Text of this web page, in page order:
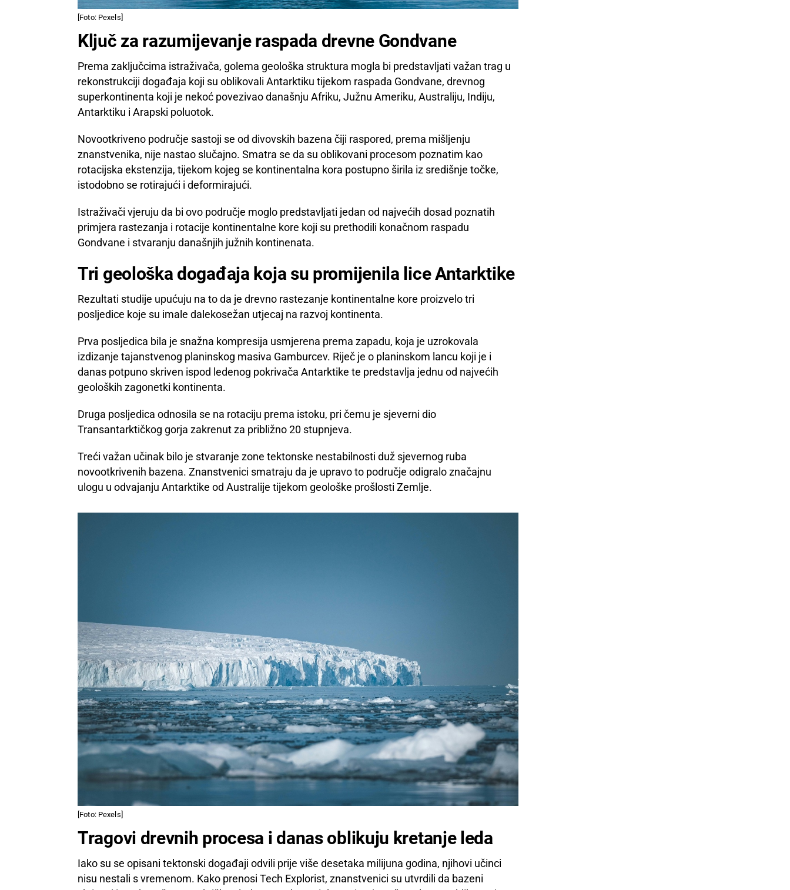
[Foto: Pexels]
Ključ za razumijevanje raspada drevne Gondvane
Prema zaključcima istraživača, golema geološka struktura mogla bi predstavljati važan trag u
rekonstrukciji događaja koji su oblikovali Antarktiku tijekom raspada Gondvane, drevnog
superkontinenta koji je nekoć povezivao današnju Afriku, Južnu Ameriku, Australiju, Indiju,
Antarktiku i Arapski poluotok.
Novootkriveno područje sastoji se od divovskih bazena čiji raspored, prema mišljenju
znanstvenika, nije nastao slučajno. Smatra se da su oblikovani procesom poznatim kao
rotacijska ekstenzija, tijekom kojeg se kontinentalna kora postupno širila iz središnje točke,
istodobno se rotirajući i deformirajući.
Istraživači vjeruju da bi ovo područje moglo predstavljati jedan od najvećih dosad poznatih
primjera rastezanja i rotacije kontinentalne kore koji su prethodili konačnom raspadu
Gondvane i stvaranju današnjih južnih kontinenata.
Tri geološka događaja koja su promijenila lice Antarktike
Rezultati studije upućuju na to da je drevno rastezanje kontinentalne kore proizvelo tri
posljedice koje su imale dalekosežan utjecaj na razvoj kontinenta.
Prva posljedica bila je snažna kompresija usmjerena prema zapadu, koja je uzrokovala
izdizanje tajanstvenog planinskog masiva Gamburcev. Riječ je o planinskom lancu koji je i
danas potpuno skriven ispod ledenog pokrivača Antarktike te predstavlja jednu od najvećih
geoloških zagonetki kontinenta.
Druga posljedica odnosila se na rotaciju prema istoku, pri čemu je sjeverni dio
Transantarktičkog gorja zakrenut za približno 20 stupnjeva.
Treći važan učinak bilo je stvaranje zone tektonske nestabilnosti duž sjevernog ruba
novootkrivenih bazena. Znanstvenici smatraju da je upravo to područje odigralo značajnu
ulogu u odvajanju Antarktike od Australije tijekom geološke prošlosti Zemlje.
[Foto: Pexels]
Tragovi drevnih procesa i danas oblikuju kretanje leda
Iako su se opisani tektonski događaji odvili prije više desetaka milijuna godina, njihovi učinci
nisu nestali s vremenom. Kako prenosi Tech Explorist, znanstvenici su utvrdili da bazeni